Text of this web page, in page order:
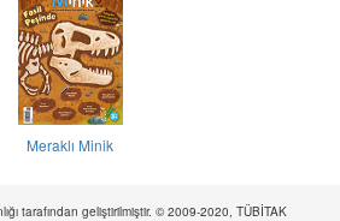
Meraklı Minik
tarafından geliştirilmiştir. © 2009-2020, TÜBİTAK